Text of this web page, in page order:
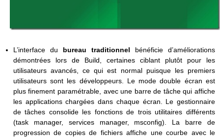
L’interface du bureau traditionnel bénéficie d’améliorations
démontrées lors de Build, certaines ciblant plutôt pour les
utilisateurs avancés, ce qui est normal puisque les premiers
utilisateurs sont les développeurs. Le mode double écran est
plus finement paramétrable, avec une barre de tâche qui affiche
les applications chargées dans chaque écran. Le gestionnaire
de tâches consolide les fonctions de trois utilitaires différents
(task manager, services manager, msconfig). La barre de
progression de copies de fichiers affiche une courbe avec le